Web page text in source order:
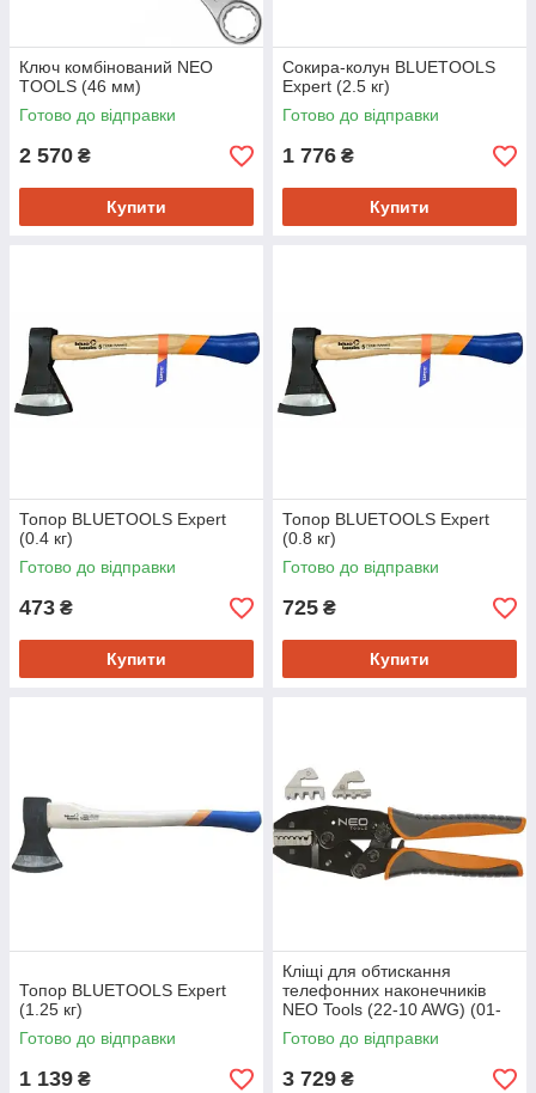
Ключ комбінований NEO
TOOLS (46 мм)
Готово до відправки
2 570 ₴
Купити
Сокира-колун BLUETOOLS
Expert (2.5 кг)
Готово до відправки
1 776 ₴
Купити
Топор BLUETOOLS Expert
(0.4 кг)
Готово до відправки
473 ₴
Купити
Топор BLUETOOLS Expert
(0.8 кг)
Готово до відправки
725 ₴
Купити
Топор BLUETOOLS Expert
(1.25 кг)
Готово до відправки
1 139 ₴
Кліщі для обтискання
телефонних наконечників
NEO Tools (22-10 AWG) (01-
506)
Готово до відправки
3 729 ₴